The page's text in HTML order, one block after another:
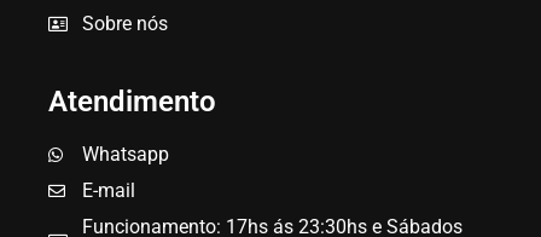
Sobre nós
Atendimento
Whatsapp
E-mail
Funcionamento: 17hs ás 23:30hs e Sábados